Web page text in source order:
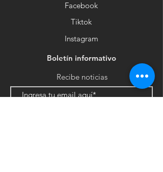
Facebook
Tiktok
Instagram
Boletín informativo
Recibe noticias